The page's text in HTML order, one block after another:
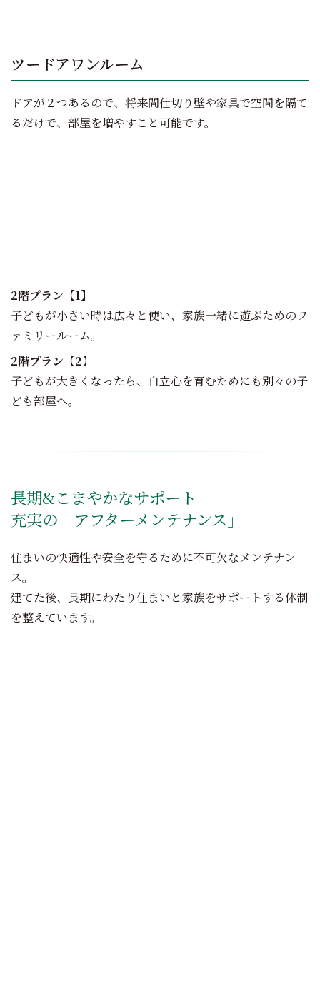
ツードアワンルーム
ドアが２つあるので、将来間仕切り壁や家具で空間を隔て
るだけで、部屋を増やすこと可能です。
2階プラン【1】
子どもが小さい時は広々と使い、家族一緒に遊ぶためのフ
ァミリールーム。
2階プラン【2】
子どもが大きくなったら、自立心を育むためにも別々の子
ども部屋へ。
長期&こまやかなサポート
充実の「アフターメンテナンス」
住まいの快適性や安全を守るために不可欠なメンテナン
ス。
建てた後、長期にわたり住まいと家族をサポートする体制
を整えています。